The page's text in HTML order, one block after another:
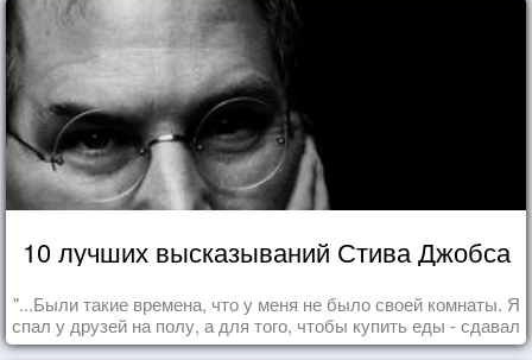
10 лучших высказываний Стива Джобса
"...Были такие времена, что у меня не было своей комнаты. Я
спал у друзей на полу, а для того, чтобы купить еды - сдавал
бутылки из под кока-колы"